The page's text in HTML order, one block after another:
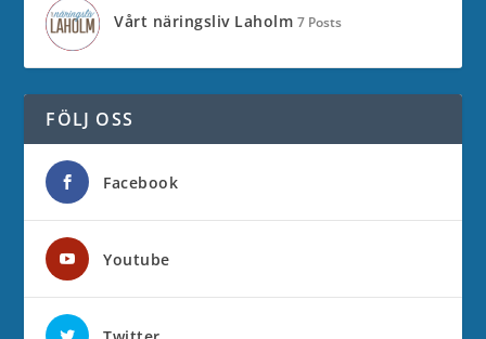
Vårt näringsliv Laholm 7 Posts
FÖLJ OSS
Facebook
Youtube